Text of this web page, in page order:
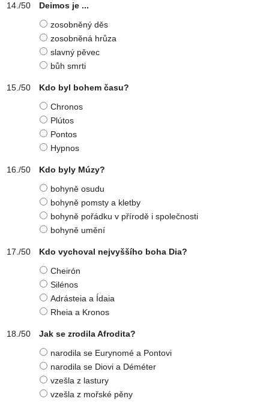
Deimos je ...
zosobněný děs
zosobněná hrůza
slavný pěvec
bůh smrti
Kdo byl bohem času?
Chronos
Plútos
Pontos
Hypnos
Kdo byly Múzy?
bohyně osudu
bohyně pomsty a kletby
bohyně pořádku v přírodě i společnosti
bohyně umění
Kdo vychoval nejvyššího boha Dia?
Cheirón
Silénos
Adrásteia a Ídaia
Rheia a Kronos
Jak se zrodila Afrodita?
narodila se Eurynomé a Pontovi
narodila se Diovi a Déméter
vzešla z lastury
vzešla z mořské pěny